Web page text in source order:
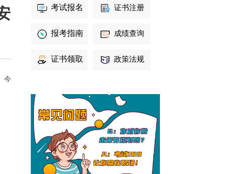
今
考试报名
报考指南
证书领取
证书注册
成绩查询
政策法规